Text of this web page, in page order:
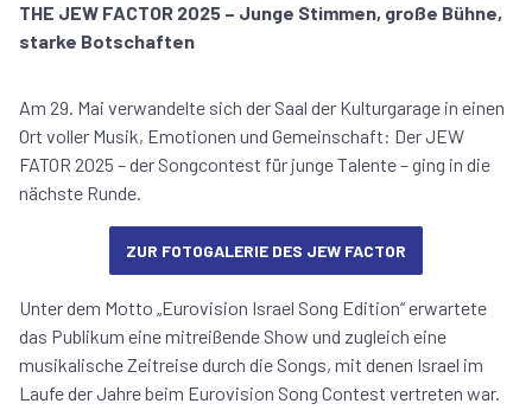
THE JEW FACTOR 2025 – Junge Stimmen, große Bühne,
starke Botschaften
Am 29. Mai verwandelte sich der Saal der Kulturgarage in einen
Ort voller Musik, Emotionen und Gemeinschaft: Der JEW
FATOR 2025 – der Songcontest für junge Talente – ging in die
nächste Runde.
ZUR FOTOGALERIE DES JEW FACTOR
Unter dem Motto „Eurovision Israel Song Edition“ erwartete
das Publikum eine mitreißende Show und zugleich eine
musikalische Zeitreise durch die Songs, mit denen Israel im
Laufe der Jahre beim Eurovision Song Contest vertreten war.